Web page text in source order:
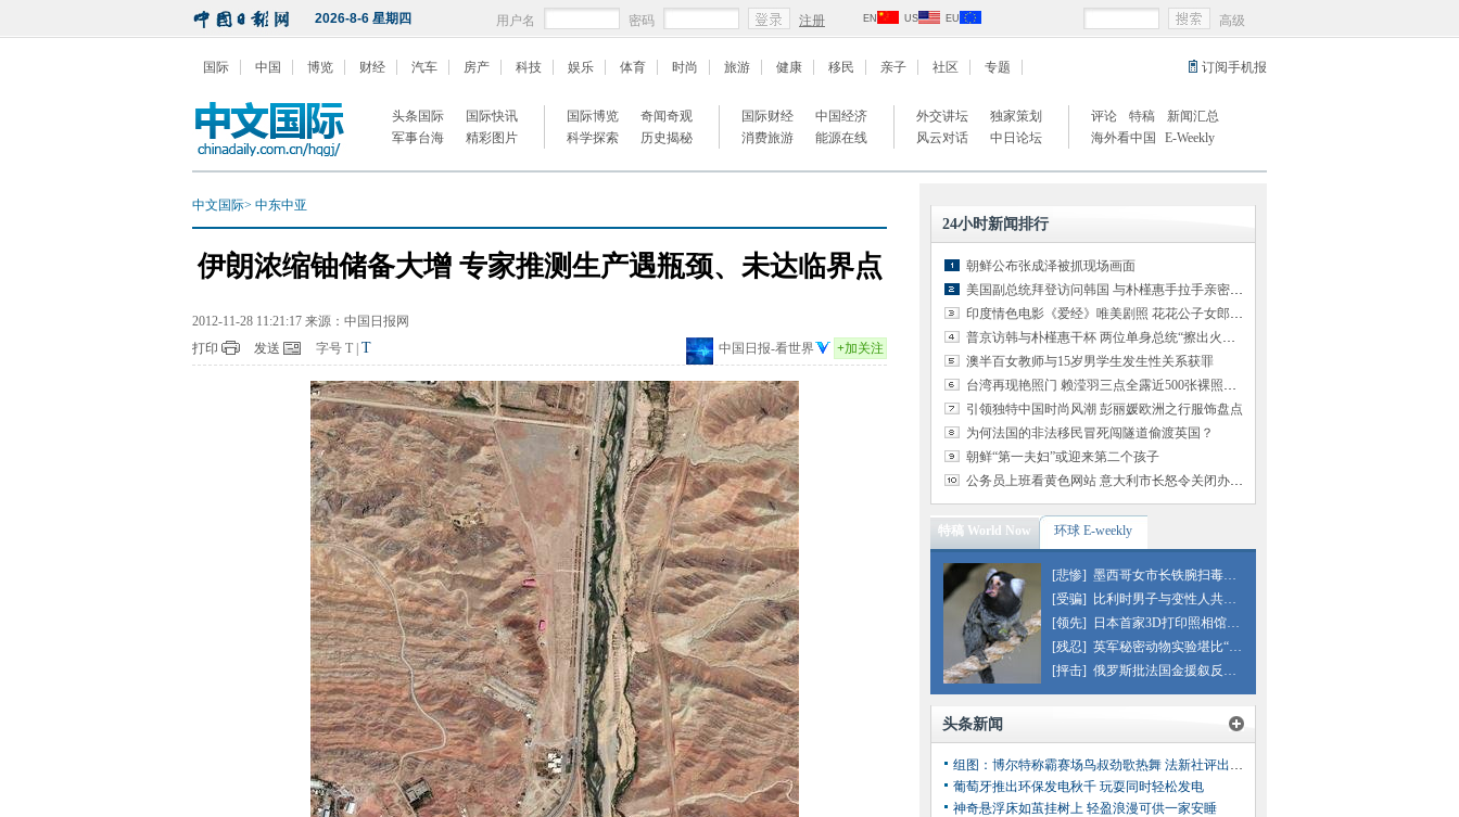
2026-8-6 星期四 用户名 密码 注册 EN US EU 高级
订阅手机报
国际 中国 博览 财经 汽车 房产 科技 娱乐 体育 时尚 旅游 健康 移民 亲子 社区 专题
头条国际
国际快讯
军事台海
精彩图片
国际博览
奇闻奇观
科学探索
历史揭秘
国际财经
中国经济
消费旅游
能源在线
外交讲坛
独家策划
风云对话
中日论坛
评论 特稿
新闻汇总
海外看中国
E-Weekly
中文国际> 中东中亚
伊朗浓缩铀储备大增 专家推测生产遇瓶颈、未达临界点
2012-11-28 11:21:17 来源：中国日报网
中国日报-看世界
+加关注
打印 发送 字号 T T
24小时新闻排行
朝鲜公布张成泽被抓现场画面
美国副总统拜登访问韩国 与朴槿惠手拉手亲密交谈
印度情色电影《爱经》唯美剧照 花花公子女郎出演
普京访韩与朴槿惠干杯 两位单身总统“擦出火花”（组图）
澳半百女教师与15岁男学生发生性关系获罪
台湾再现艳照门 赖滢羽三点全露近500张裸照外泄
引领独特中国时尚风潮 彭丽媛欧洲之行服饰盘点
为何法国的非法移民冒死闯隧道偷渡英国？
朝鲜“第一夫妇”或迎来第二个孩子
公务员上班看黄色网站 意大利市长怒令关闭办公室网络
特稿 World Now 环球 E-weekly
[悲惨] 墨西哥女市长铁腕扫毒遭残杀
[受骗]
比利时男子与变性人共枕19年
[领先]
日本首家3D打印照相馆开张
[残忍] 英军秘密动物实验堪比“731”
[抨击] 俄罗斯批法国金援叙反对派
头条新闻
组图：博尔特称霸赛场鸟叔劲歌热舞 法新社评出2012年度图片
葡萄牙推出环保发电秋千 玩耍同时轻松发电
神奇悬浮床如茧挂树上 轻盈浪漫可供一家安睡